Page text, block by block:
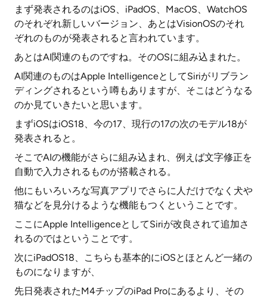
まず発表されるのはiOS、iPadOS、MacOS、WatchOS
のそれぞれ新しいバージョン、あとはVisionOSのそれ
ぞれのものが発表されると言われています。
あとはAI関連のものですね。そのOSに組み込まれた。
AI関連のものはApple IntelligenceとしてSiriがリブラン
ディングされるという噂もありますが、そこはどうなる
のか見ていきたいと思います。
まずiOSはiOS18、今の17、現行の17の次のモデル18が
発表されると。
そこでAIの機能がさらに組み込まれ、例えば文字修正を
自動で入力されるものが搭載される。
他にもいろいろな写真アプリでさらに人だけでなく犬や
猫などを見分けるような機能もつくということです。
ここにApple IntelligenceとしてSiriが改良されて追加さ
れるのではということです。
次にiPadOS18、こちらも基本的にiOSとほとんど一緒の
ものになりますが、
先日発表されたM4チップのiPad Proにあるより、その